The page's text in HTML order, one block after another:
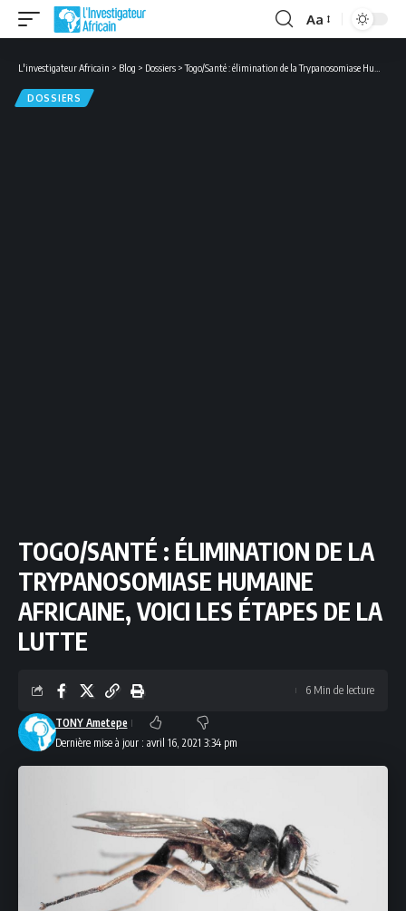
Font
Aa
L'investigateur Africain > Blog > Dossiers >Togo/Santé : élimination de la Trypanosomiase Humaine Africaine, voici les étapes de la lutte
DOSSIERS
TOGO/SANTÉ : ÉLIMINATION DE LA
TRYPANOSOMIASE HUMAINE
AFRICAINE, VOICI LES ÉTAPES DE LA
LUTTE
Dernière mise à jour : avril 16, 2021 3:34 pm
TONY Ametepe
6 Min de lecture